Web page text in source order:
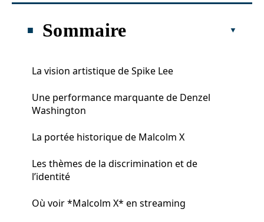
Sommaire
La vision artistique de Spike Lee
Une performance marquante de Denzel
Washington
La portée historique de Malcolm X
Les thèmes de la discrimination et de
l’identité
Où voir *Malcolm X* en streaming